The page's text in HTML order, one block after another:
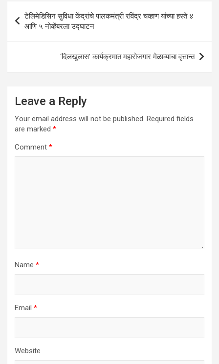
A
p
p
o
o
k
n
Post
navigation
टेलिमेडिसिन सुविधा केंद्रांचे पालकमंत्री रविंद्र चव्हाण यांच्या हस्ते ४
आणि ५ नोव्हेंबरला उद्घाटन
‘दिलखुलास’ कार्यक्रमात महारोजगार मेळाव्याचा वृत्तान्त
Leave a Reply
Your email address will not be published. Required fields
are marked *
Comment *
Name *
Email *
Website